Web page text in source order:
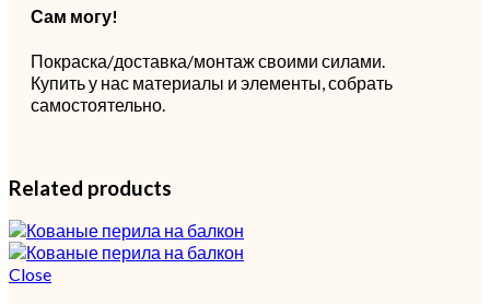
Сам могу!
Покраска/доставка/монтаж своими силами.
Купить у нас материалы и элементы, собрать
самостоятельно.
Related products
Close